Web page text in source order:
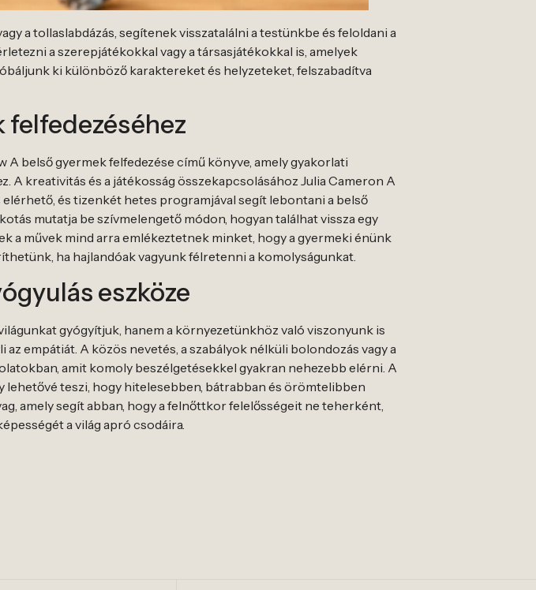
a tollaslabdázás, segítenek visszatalálni a testünkbe és feloldani a
a szerepjátékokkal vagy a társasjátékokkal is, amelyek
ki különböző karaktereket és helyzeteket, felszabadítva
felfedezéséhez
belső gyermek felfedezése című könyve, amely gyakorlati
kreativitás és a játékosság összekapcsolásához Julia Cameron A
és tizenkét hetes programjával segít lebontani a belső
mutatja be szívmelengető módon, hogyan találhat vissza egy
a művek mind arra emlékeztetnek minket, hogy a gyermeki énünk
ha hajlandóak vagyunk félretenni a komolyságunkat.
eszköze
gyógyítjuk, hanem a környezetünkhöz való viszonyunk is
empátiát. A közös nevetés, a szabályok nélküli bolondozás vagy a
amit komoly beszélgetésekkel gyakran nehezebb elérni. A
lehetővé teszi, hogy hitelesebben, bátrabban és örömtelibben
amely segít abban, hogy a felnőttkor felelősségeit ne teherként,
a világ apró csodáira.